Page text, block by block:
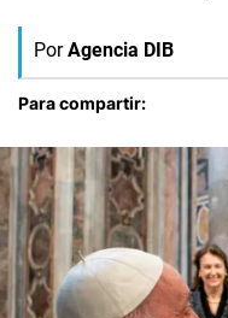
Por Agencia DIB
Para compartir: